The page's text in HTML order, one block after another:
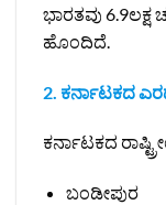
ಭಾರತವು
ಹೊಂದಿದೆ.
2. ಕರ್ನಾಟಕದ
ಕರ್ನಾಟಕದ
ಬಂಡೀಪುರ